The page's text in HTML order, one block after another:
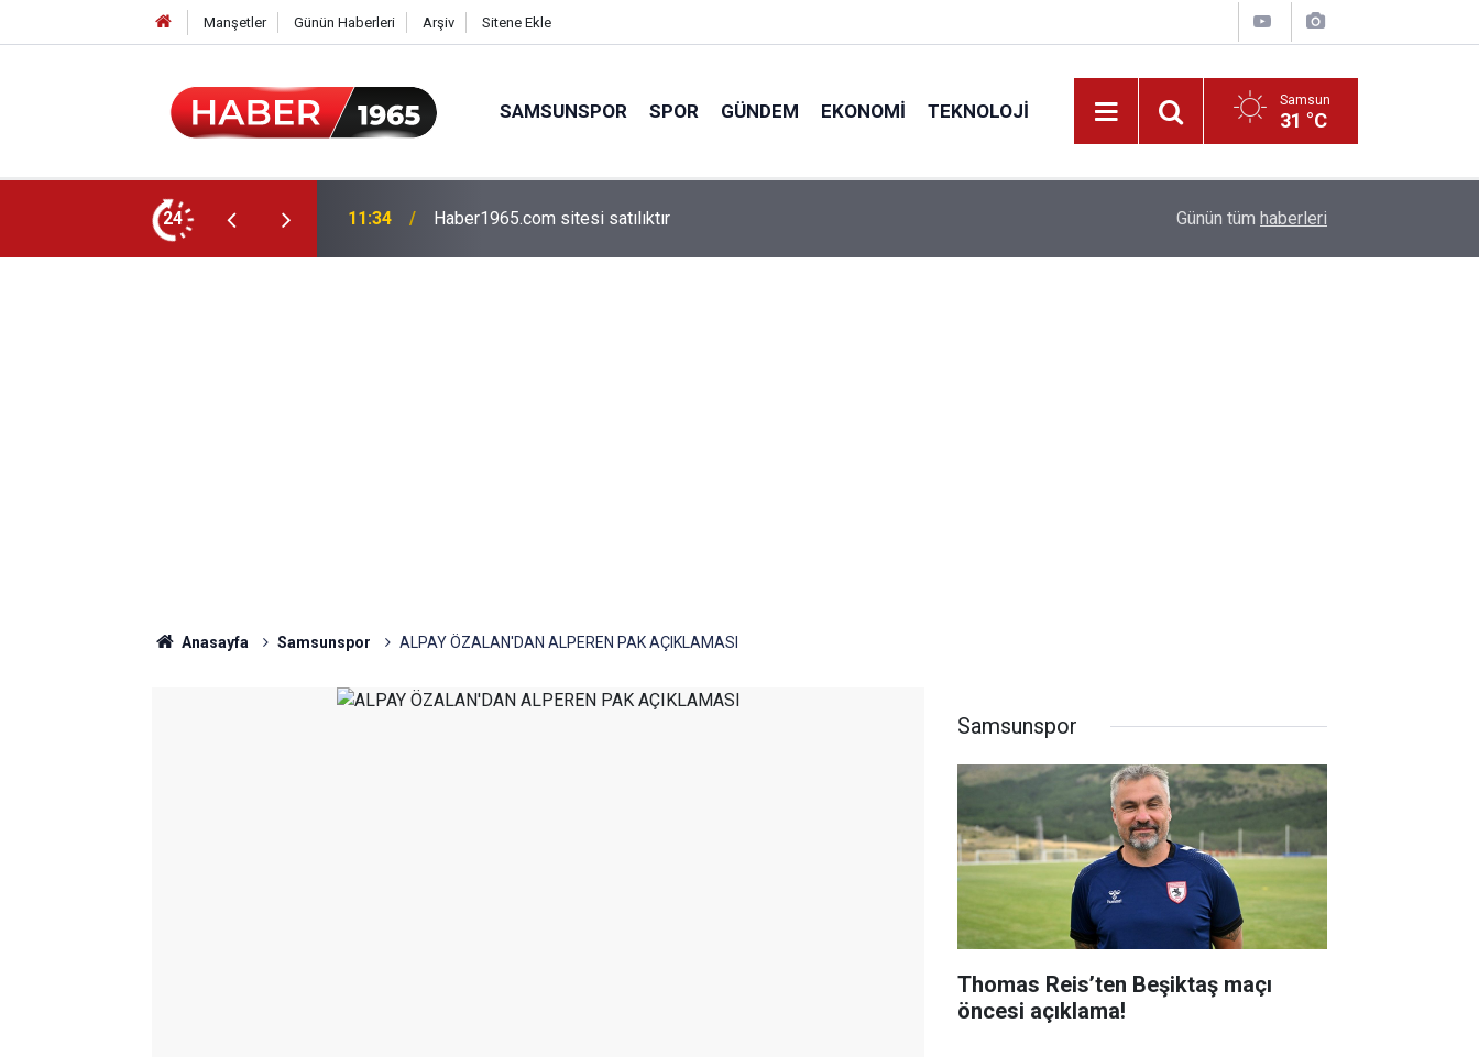
Manşetler Günün Haberleri Arşiv Sitene Ekle
SAMSUNSPOR SPOR GÜNDEM EKONOMI TEKNOLOJI Samsun
31 °C
24 15:52 Milyonlarca emekliyi ilgilendiriyor: Zamlı maaşlar hesaplarda Fahiş fiyatlar nedeniyle işletmelere 101 milyon
Günün tüm haberleri
Anasayfa Samsunspor ALPAY ÖZALAN'DAN ALPEREN PAK AÇIKLAMASI
Samsunspor
Thomas Reis’ten Beşiktaş maçı
öncesi açıklama!